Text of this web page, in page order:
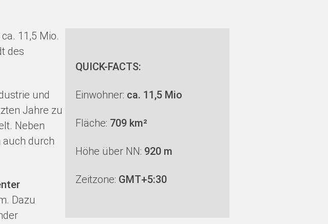
11,5 Mio.
des
und
Jahre zu
Neben
auch durch
Dazu
QUICK-FACTS:
Einwohner: ca. 11,5 Mio
Fläche: 709 km²
Höhe über NN: 920 m
Zeitzone: GMT+5:30